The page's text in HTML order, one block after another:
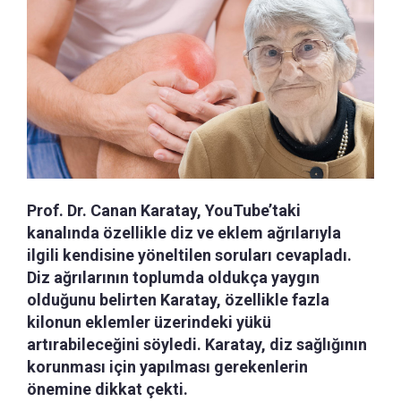
Prof. Dr. Canan Karatay, YouTube’taki
kanalında özellikle diz ve eklem ağrılarıyla
ilgili kendisine yöneltilen soruları cevapladı.
Diz ağrılarının toplumda oldukça yaygın
olduğunu belirten Karatay, özellikle fazla
kilonun eklemler üzerindeki yükü
artırabileceğini söyledi. Karatay, diz sağlığının
korunması için yapılması gerekenlerin
önemine dikkat çekti.